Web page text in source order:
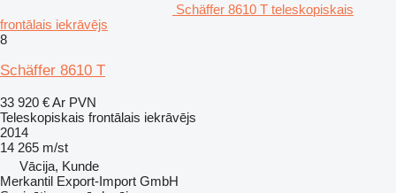
Schäffer 8610 T teleskopiskais
frontālais iekrāvējs
8
Schäffer 8610 T
33 920 €Ar PVN
Teleskopiskais frontālais iekrāvējs
2014
14 265 m/st
Vācija, Kunde
Merkantil Export-Import GmbH